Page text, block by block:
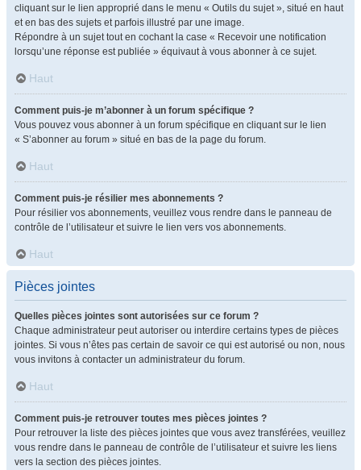
cliquant sur le lien approprié dans le menu « Outils du sujet », situé en haut
et en bas des sujets et parfois illustré par une image.
Répondre à un sujet tout en cochant la case « Recevoir une notification
lorsqu’une réponse est publiée » équivaut à vous abonner à ce sujet.
Haut
Comment puis-je m’abonner à un forum spécifique ?
Vous pouvez vous abonner à un forum spécifique en cliquant sur le lien
« S’abonner au forum » situé en bas de la page du forum.
Haut
Comment puis-je résilier mes abonnements ?
Pour résilier vos abonnements, veuillez vous rendre dans le panneau de
contrôle de l’utilisateur et suivre le lien vers vos abonnements.
Haut
Pièces jointes
Quelles pièces jointes sont autorisées sur ce forum ?
Chaque administrateur peut autoriser ou interdire certains types de pièces
jointes. Si vous n’êtes pas certain de savoir ce qui est autorisé ou non, nous
vous invitons à contacter un administrateur du forum.
Haut
Comment puis-je retrouver toutes mes pièces jointes ?
Pour retrouver la liste des pièces jointes que vous avez transférées, veuillez
vous rendre dans le panneau de contrôle de l’utilisateur et suivre les liens
vers la section des pièces jointes.